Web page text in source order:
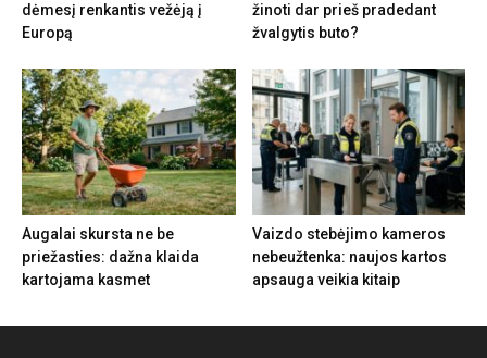
dėmesį renkantis vežėją į
Europą
žinoti dar prieš pradedant
žvalgytis buto?
Augalai skursta ne be
priežasties: dažna klaida
kartojama kasmet
Vaizdo stebėjimo kameros
nebeužtenka: naujos kartos
apsauga veikia kitaip